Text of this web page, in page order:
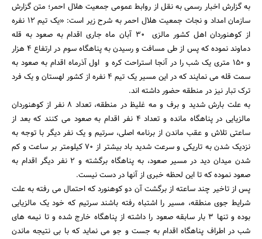
به گزارش اخبار رسمی به نقل از روابط عمومی جمعیت هلال احمر؛ متن گزارش
سازمان امداد و نجات جمعیت هلال احمر به شرح زیر است: «یک تیم 12 نفره
از کوهنوردان اهل کشور مالزی 30 آبان ماه جاری اقدام به صعود به قله
دماوند نموده که پس از طی مسافت و رسیدن به پناهگاه سوم در ارتفاع 4 هزار
و 150 متری یک شب را در آنجا استراحت کره و اول آذرماه اقدام به صعود به
سمت قله می نمایند که در این مسیر یک تیم 4 نفره از کشور لهستان و یک فرد
ترک تبار نیز در منطقه حضور داشته اند.
به علت بارش شدید و برف و مه غلیظ در منطقه، تعداد 8 نفر از کوهنوردان
مالزیایی در پناهگاه مانده و تعداد 4 نفر اقدام به صعود می کنند که بعد از
ساعتی تلاش و عقب ماندن از برنامه اصلی، سرتیم و یک نفر دیگر با توجه به
نزدیک شدن به تاریکی و سرعت شدید باد بیشتر از 70 کیلومتر بر ساعت و کم
شدن میدان دید در مسیر صعود، به پناهگاه برگشته و 2 نفر دیگر اقدام به
صعود نموده که تا این لحظه خبری از آنها در دست نیست.
پس از تاخیر چند ساعته از برگشت آن دو کوهنورد که احتمال می رفته به علت
شرایط جوی منطقه، مسیر را اشتباه رفته باشند سرتیم که خود یک مالزیایی
بوده و تنها 3 بار سابقه صعود را داشته از پناهگاه خارج شده و تا نیمه های
شب در اطراف پناهگاه اقدام به جست و جو می نماید که با بی نتیجه ماندن